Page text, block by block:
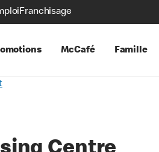
Franchisage
McCafé Famille